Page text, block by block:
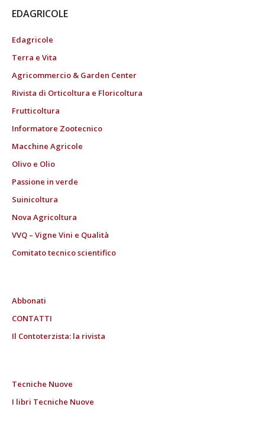
EDAGRICOLE
Edagricole
Terra e Vita
Agricommercio & Garden Center
Rivista di Orticoltura e Floricoltura
Frutticoltura
Informatore Zootecnico
Macchine Agricole
Olivo e Olio
Passione in verde
Suinicoltura
Nova Agricoltura
VVQ – Vigne Vini e Qualità
Comitato tecnico scientifico
Abbonati
CONTATTI
Il Contoterzista: la rivista
Tecniche Nuove
I libri Tecniche Nuove